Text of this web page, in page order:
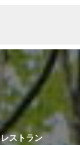
レストラン